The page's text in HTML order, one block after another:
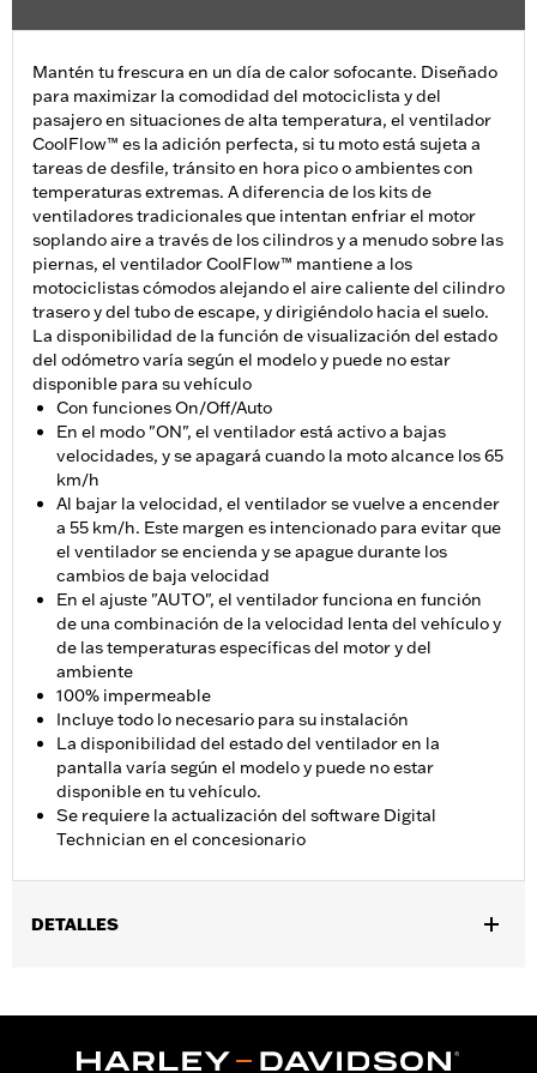
Mantén tu frescura en un día de calor sofocante. Diseñado
para maximizar la comodidad del motociclista y del
pasajero en situaciones de alta temperatura, el ventilador
CoolFlow™ es la adición perfecta, si tu moto está sujeta a
tareas de desfile, tránsito en hora pico o ambientes con
temperaturas extremas. A diferencia de los kits de
ventiladores tradicionales que intentan enfriar el motor
soplando aire a través de los cilindros y a menudo sobre las
piernas, el ventilador CoolFlow™ mantiene a los
motociclistas cómodos alejando el aire caliente del cilindro
trasero y del tubo de escape, y dirigiéndolo hacia el suelo.
La disponibilidad de la función de visualización del estado
del odómetro varía según el modelo y puede no estar
disponible para su vehículo
Con funciones On/Off/Auto
En el modo "ON", el ventilador está activo a bajas
velocidades, y se apagará cuando la moto alcance los 65
km/h
Al bajar la velocidad, el ventilador se vuelve a encender
a 55 km/h. Este margen es intencionado para evitar que
el ventilador se encienda y se apague durante los
cambios de baja velocidad
En el ajuste "AUTO", el ventilador funciona en función
de una combinación de la velocidad lenta del vehículo y
de las temperaturas específicas del motor y del
ambiente
100% impermeable
Incluye todo lo necesario para su instalación
La disponibilidad del estado del ventilador en la
pantalla varía según el modelo y puede no estar
disponible en tu vehículo.
Se requiere la actualización del software Digital
Technician en el concesionario
DETALLES
Brazil y FLHP (todas las regiones) requieren la compra por